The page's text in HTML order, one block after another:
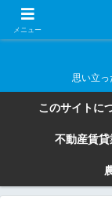
思い立っ
このサイトに
不動産賃貸
メニュー